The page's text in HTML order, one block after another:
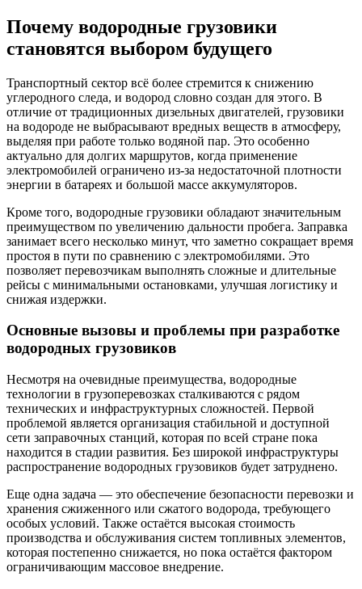
Почему водородные грузовики
становятся выбором будущего
Транспортный сектор всё более стремится к снижению
углеродного следа, и водород словно создан для этого. В
отличие от традиционных дизельных двигателей, грузовики
на водороде не выбрасывают вредных веществ в атмосферу,
выделяя при работе только водяной пар. Это особенно
актуально для долгих маршрутов, когда применение
электромобилей ограничено из-за недостаточной плотности
энергии в батареях и большой массе аккумуляторов.
Кроме того, водородные грузовики обладают значительным
преимуществом по увеличению дальности пробега. Заправка
занимает всего несколько минут, что заметно сокращает время
простоя в пути по сравнению с электромобилями. Это
позволяет перевозчикам выполнять сложные и длительные
рейсы с минимальными остановками, улучшая логистику и
снижая издержки.
Основные вызовы и проблемы при разработке
водородных грузовиков
Несмотря на очевидные преимущества, водородные
технологии в грузоперевозках сталкиваются с рядом
технических и инфраструктурных сложностей. Первой
проблемой является организация стабильной и доступной
сети заправочных станций, которая по всей стране пока
находится в стадии развития. Без широкой инфраструктуры
распространение водородных грузовиков будет затруднено.
Еще одна задача — это обеспечение безопасности перевозки и
хранения сжиженного или сжатого водорода, требующего
особых условий. Также остаётся высокая стоимость
производства и обслуживания систем топливных элементов,
которая постепенно снижается, но пока остаётся фактором
ограничивающим массовое внедрение.